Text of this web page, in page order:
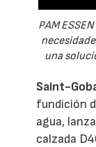
PAM
una
Saint-
fundición
agua,
calzada